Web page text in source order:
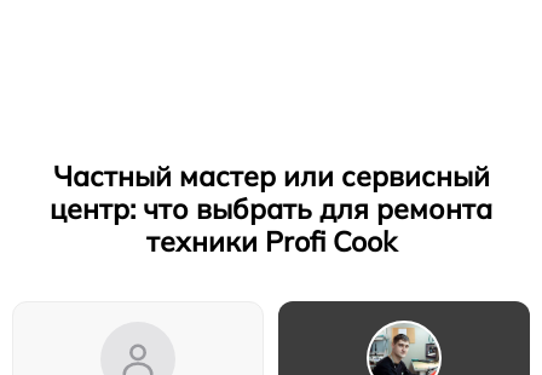
Частный мастер или сервисный
центр: что выбрать для ремонта
техники Profi Cook